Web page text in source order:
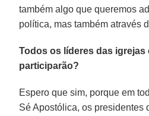
também algo que queremos
política, mas também através
Todos os líderes das igrejas
participarão?
Espero que sim, porque em
Sé Apostólica, os presidentes